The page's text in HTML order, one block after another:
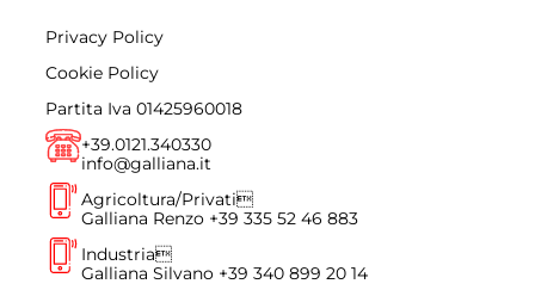
Privacy Policy
Cookie Policy
Partita Iva 01425960018
+39.0121.340330
info@galliana.it
Agricoltura/Privati
Galliana Renzo +39 335 52 46 883
Industria
Galliana Silvano +39 340 899 20 14